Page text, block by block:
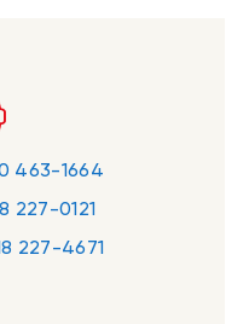
463-1664
227-0121
227-4671